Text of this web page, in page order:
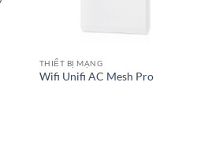
THIẾT BỊ MẠNG
Wifi Unifi AC Mesh Pro